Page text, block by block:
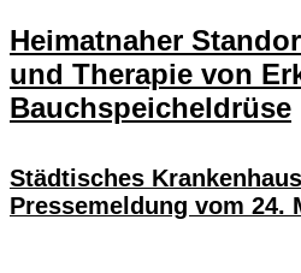
Heimatnaher
und Therapie von
Bauchspeicheldrüse
Städtisches
Pressemeldung vom 24.